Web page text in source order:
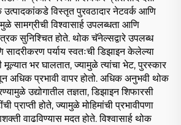
विस्तृत पुरवठादार नेटवर्क आणि
सामग्रीची विश्वासार्ह उपलब्धता आणि
सुनिश्चित होते. थोक चॅनेल्सद्वारे उपलब्ध
पर्याय स्वतःची डिझाइन केलेल्या
मूल्यात भर घालतात, ज्यामुळे त्यांचा भेट, पुरस्कार
अधिक प्रभावी वापर होतो. अधिक अनुभवी थोक
उद्योगातील तज्ञता, डिझाइन शिफारसी
प्राप्ती होते, ज्यामुळे मोहिमांची प्रभावीपणा
वाढविण्यास मदत होते. विश्वासार्ह थोक